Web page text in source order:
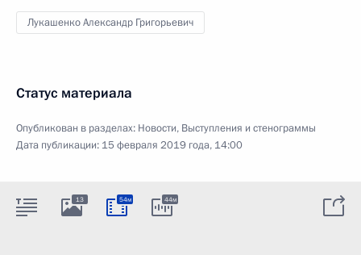
Лукашенко Александр Григорьевич
Статус материала
Опубликован в разделах: Новости, Выступления и стенограммы
Дата публикации: 15 февраля 2019 года, 14:00
13 54м 44м